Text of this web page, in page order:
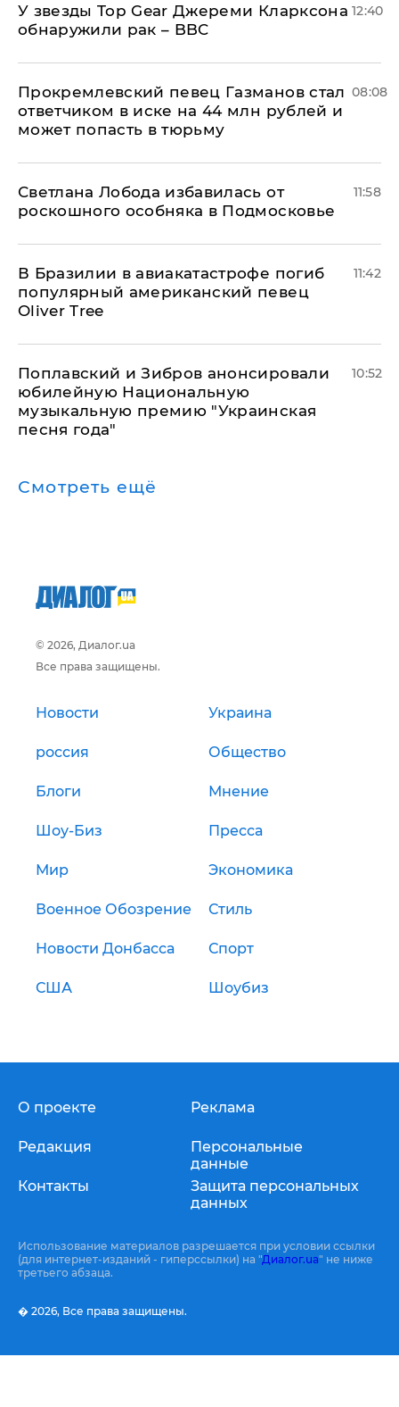
У звезды Top Gear Джереми Кларксона
обнаружили рак – BBC
12:40
Прокремлевский певец Газманов стал
ответчиком в иске на 44 млн рублей и
может попасть в тюрьму
08:08
Светлана Лобода избавилась от
роскошного особняка в Подмосковье
11:58
В Бразилии в авиакатастрофе погиб
популярный американский певец
Oliver Tree
11:42
Поплавский и Зибров анонсировали
юбилейную Национальную
музыкальную премию "Украинская
песня года"
10:52
Смотреть ещё
© 2026, Диалог.ua
Все права защищены.
Новости Украина
россия Общество
Блоги Мнение
Шоу-Биз Пресса
Мир Экономика
Военное Обозрение Стиль
Новости Донбасса Спорт
США Шоубиз
О проекте
Редакция
Контакты
Реклама
Персональные
данные
Защита персональных
данных
Использование материалов разрешается при условии ссылки
(для интернет-изданий - гиперссылки) на "Диалог.ua" не ниже
третьего абзаца.
� 2026, Все права защищены.